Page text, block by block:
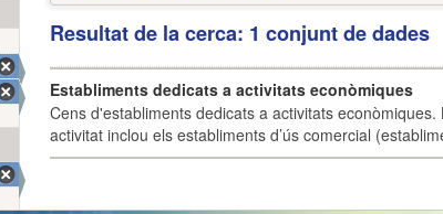
Resultat de la cerca: 1 conjunt de dades
Establiments dedicats a activitats econòmiques
Cens d'establiments dedicats a activitats
activitat inclou els establiments d’ús comercial